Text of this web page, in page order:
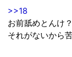
>>18
お前舐めとんけ？
それがないから